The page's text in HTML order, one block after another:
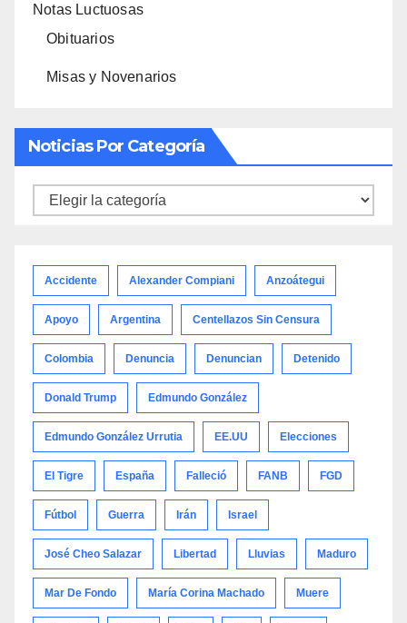
Notas Luctuosas
Obituarios
Misas y Novenarios
Noticias Por Categoría
Noticias
Accidente Alexander Compiani Anzoátegui
Apoyo Argentina Centellazos Sin Censura
Colombia Denuncia Denuncian Detenido
Donald Trump Edmundo González
Edmundo González Urrutia EE.UU Elecciones
El Tigre España Falleció FANB FGD
Fútbol Guerra Irán Israel
José Cheo Salazar Libertad Lluvias Maduro
Mar De Fondo María Corina Machado Muere